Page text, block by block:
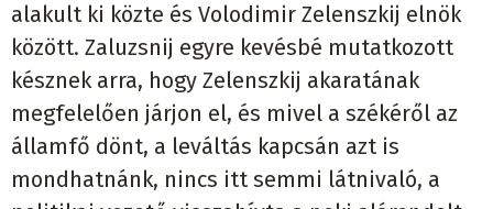
alakult ki közte és Volodimir Zelenszkij elnök
között. Zaluzsnij egyre kevésbé mutatkozott
késznek arra, hogy Zelenszkij akaratának
megfelelően járjon el, és mivel a székéről az
államfő dönt, a leváltás kapcsán azt is
mondhatnánk, nincs itt semmi látnivaló, a